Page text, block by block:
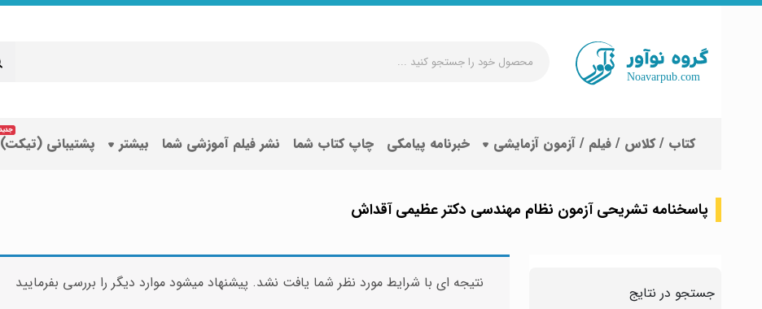
جستجو
کنید
کتاب / کلاس / فیلم / آزمون آزمایشی خبرنامه پیامکی چاپ کتاب شما نشر فیلم آموزشی شما بیشتر پشتیبانی (تیکت)
پاسخنامه تشریحی آزمون نظام مهندسی دکتر عظیمی آقداش
جستجو در نتایج
نتیجه ای با شرایط مورد نظر شما یافت نشد. پیشنهاد میشود موارد دیگر را بررسی بفرمایید